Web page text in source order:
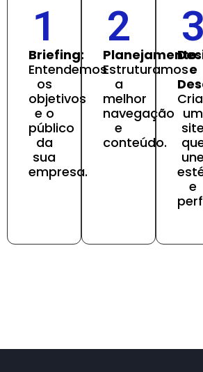
1
Briefing:
Entendemos
os
objetivos
e o
público
da
sua
empresa.
2
Planejamento:
Estruturamos
a
melhor
navegação
e
conteúdo.
3
e
um
site
une
e